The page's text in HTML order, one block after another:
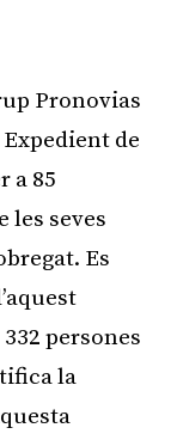
Pronovias
de
a 85
les seves
Es
persones
la